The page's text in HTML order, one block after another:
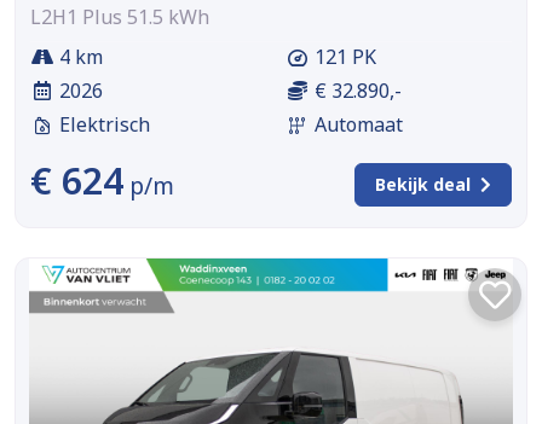
L2H1 Plus 51.5 kWh
4 km
2026
Elektrisch
121 PK
€ 32.890,-
Automaat
€ 624 p/m Bekijk deal